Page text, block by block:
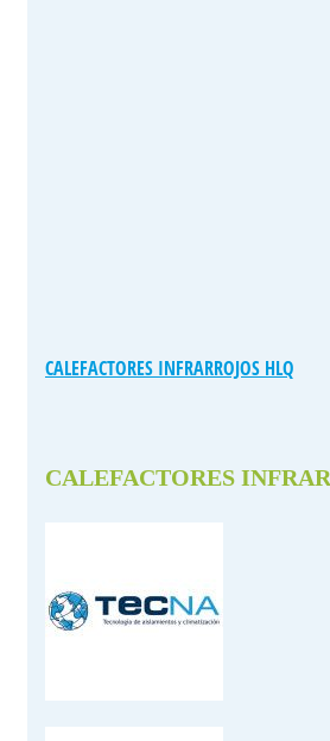
CALEFACTORES INFRARROJOS HLQ
CALEFACTORES